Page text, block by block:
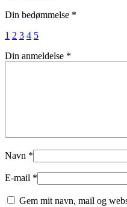
Din bedømmelse *
1 2 3 4 5
Din anmeldelse *
Navn *
E-mail *
Gem mit navn, mail og